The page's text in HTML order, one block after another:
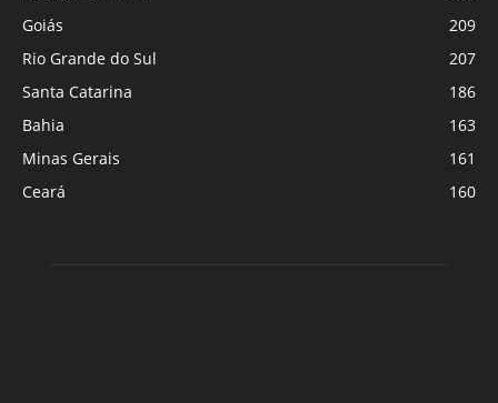
Goiás
209
Rio Grande do Sul
207
Santa Catarina
186
Bahia
163
Minas Gerais
161
Ceará
160